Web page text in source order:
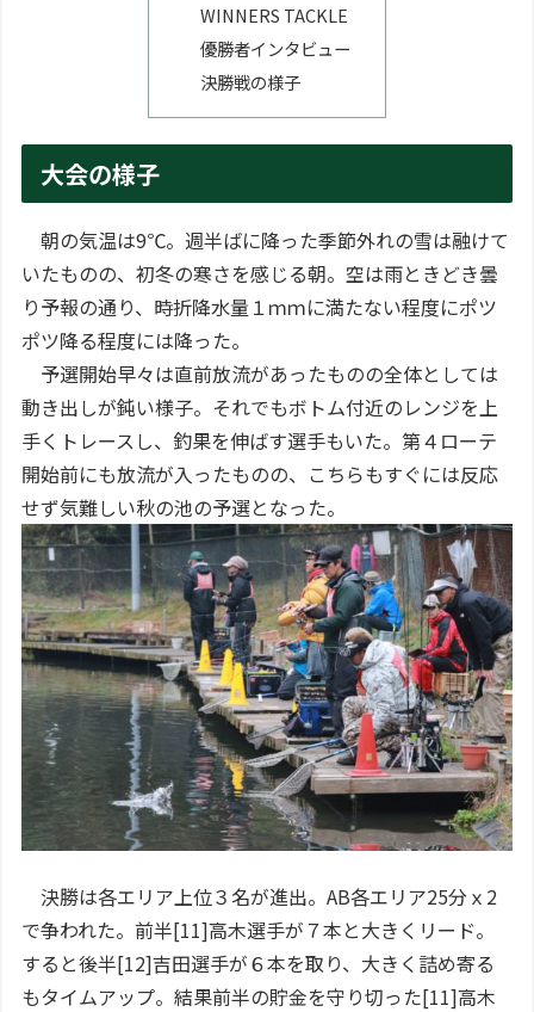
WINNERS TACKLE
優勝者インタビュー
決勝戦の様子
大会の様子
朝の気温は9℃。週半ばに降った季節外れの雪は融けて
いたものの、初冬の寒さを感じる朝。空は雨ときどき曇
り予報の通り、時折降水量１ｍｍに満たない程度にポツ
ポツ降る程度には降った。
予選開始早々は直前放流があったものの全体としては
動き出しが鈍い様子。それでもボトム付近のレンジを上
手くトレースし、釣果を伸ばす選手もいた。第４ローテ
開始前にも放流が入ったものの、こちらもすぐには反応
せず気難しい秋の池の予選となった。
決勝は各エリア上位３名が進出。AB各エリア25分ｘ2
で争われた。前半[11]高木選手が７本と大きくリード。
すると後半[12]吉田選手が６本を取り、大きく詰め寄る
もタイムアップ。結果前半の貯金を守り切った[11]高木